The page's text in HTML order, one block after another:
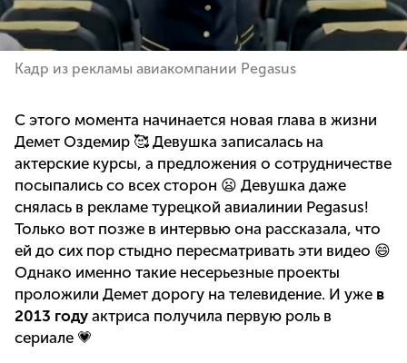
Кадр из рекламы авиакомпании Pegasus
С этого момента начинается новая глава в жизни
Демет Оздемир 🥰 Девушка записалась на
актерские курсы, а предложения о сотрудничестве
посыпались со всех сторон 😦 Девушка даже
снялась в рекламе турецкой авиалинии Pegasus!
Только вот позже в интервью она рассказала, что
ей до сих пор стыдно пересматривать эти видео 😄
Однако именно такие несерьезные проекты
проложили Демет дорогу на телевидение. И уже в
2013 году актриса получила первую роль в
сериале 💗